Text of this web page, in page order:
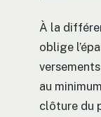
À la
oblige
au
clôture du